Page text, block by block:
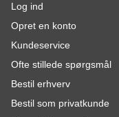
Log ind
Opret en konto
Kundeservice
Ofte stillede spørgsmål
Bestil erhverv
Bestil som privatkunde